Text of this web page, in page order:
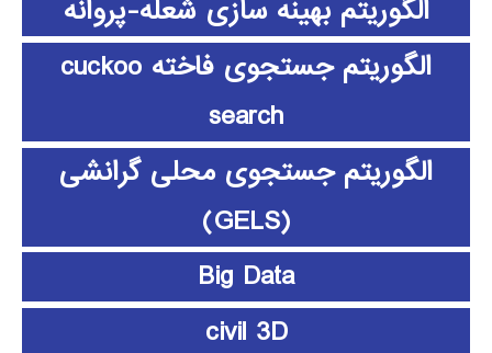
الگوریتم بهینه سازی شعله-پروانه
الگوریتم جستجوی فاخته cuckoo
search
الگوریتم جستجوی محلی گرانشی
(GELS)
Big Data
civil 3D